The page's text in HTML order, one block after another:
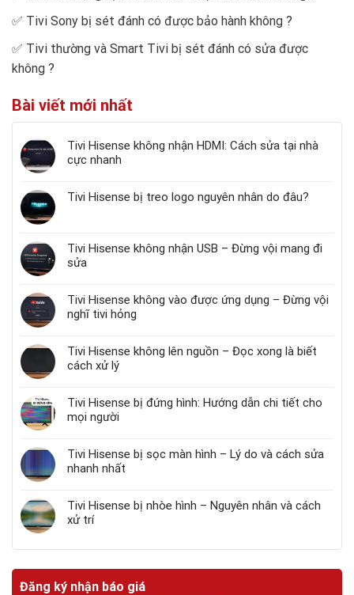
✅ Tivi Sony bị sét đánh có được bảo hành không ?
✅ Tivi thường và Smart Tivi bị sét đánh có sửa được
không ?
Bài viết mới nhất
Tivi Hisense không nhận HDMI: Cách sửa tại nhà
cực nhanh
Tivi Hisense bị treo logo nguyên nhân do đâu?
Tivi Hisense không nhận USB – Đừng vội mang đi
sửa
Tivi Hisense không vào được ứng dụng – Đừng vội
nghĩ tivi hỏng
Tivi Hisense không lên nguồn – Đọc xong là biết
cách xử lý
Tivi Hisense bị đứng hình: Hướng dẫn chi tiết cho
mọi người
Tivi Hisense bị sọc màn hình – Lý do và cách sửa
nhanh nhất
Tivi Hisense bị nhòe hình – Nguyên nhân và cách
xử trí
Đăng ký nhận báo giá